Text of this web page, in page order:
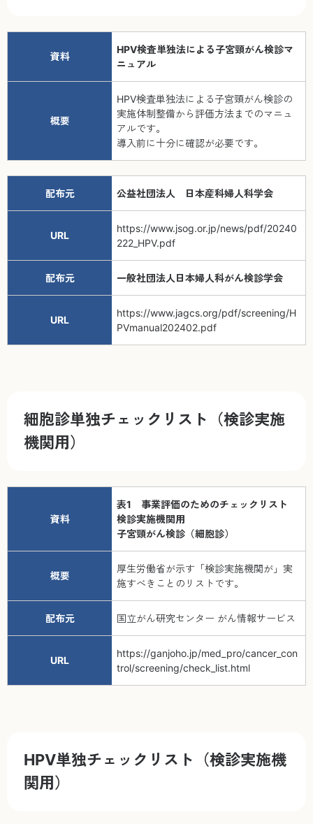
資料
HPV検査単独法による子宮頸がん検診マ
ニュアル
概要
HPV検査単独法による子宮頸がん検診の
実施体制整備から評価方法までのマニュ
アルです。
導入前に十分に確認が必要です。
配布元 公益社団法人 日本産科婦人科学会
URL
https://www.jsog.or.jp/news/pdf/20240
222_HPV.pdf
配布元 一般社団法人日本婦人科がん検診学会
URL
https://www.jagcs.org/pdf/screening/H
PVmanual202402.pdf
細胞診単独チェックリスト（検診実施
機関用）
資料
表1 事業評価のためのチェックリスト
検診実施機関用
子宮頸がん検診（細胞診）
概要
厚生労働省が示す「検診実施機関が」実
施すべきことのリストです。
配布元 国立がん研究センター がん情報サービス
URL
https://ganjoho.jp/med_pro/cancer_con
trol/screening/check_list.html
HPV単独チェックリスト（検診実施機
関用）